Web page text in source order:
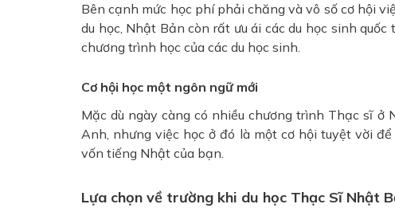
Bên cạnh mức học phí phải chăng và vô số cơ hội
du học, Nhật Bản còn rất ưu ái các du học sinh
chương trình học của các du học sinh.
Cơ hội học một ngôn ngữ mới
Mặc dù ngày càng có nhiều chương trình Thạc sĩ
Anh, nhưng việc học ở đó là một cơ hội tuyệt vời
vốn tiếng Nhật của bạn.
Lựa chọn về trường khi du học Thạc Sĩ Nhật